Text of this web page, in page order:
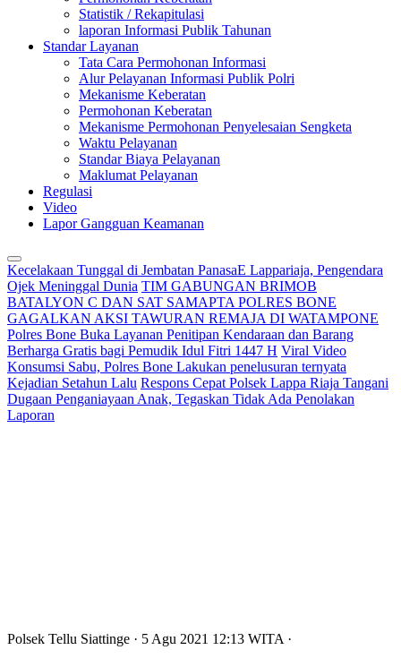
Statistik / Rekapitulasi
laporan Informasi Publik Tahunan
Standar Layanan
Tata Cara Permohonan Informasi
Alur Pelayanan Informasi Publik Polri
Mekanisme Keberatan
Permohonan Keberatan
Mekanisme Permohonan Penyelesaian Sengketa
Waktu Pelayanan
Standar Biaya Pelayanan
Maklumat Pelayanan
Regulasi
Video
Lapor Gangguan Keamanan
Kecelakaan Tunggal di Jembatan PanasaE Lappariaja, Pengendara
Ojek Meninggal Dunia TIM GABUNGAN BRIMOB
BATALYON C DAN SAT SAMAPTA POLRES BONE
GAGALKAN AKSI TAWURAN REMAJA DI WATAMPONE
Polres Bone Buka Layanan Penitipan Kendaraan dan Barang
Berharga Gratis bagi Pemudik Idul Fitri 1447 H Viral Video
Konsumsi Sabu, Polres Bone Lakukan penelusuran ternyata
Kejadian Setahun Lalu Respons Cepat Polsek Lappa Riaja Tangani
Dugaan Penganiayaan Anak, Tegaskan Tidak Ada Penolakan
Laporan
Polsek Tellu Siattinge · 5 Agu 2021 12:13 WITA ·